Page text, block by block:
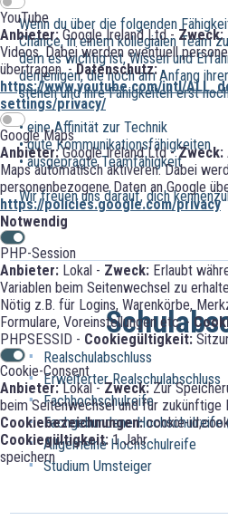
YouTube
Anbieter:Google Ireland Ltd -Zweck:
Videos. Dabei werden eventuell
übertragen. -Datenschutz:
https://www.youtube.com/intl/
settings/privacy/
Google Maps
Anbieter:Google Ireland Ltd -Zweck:
Maps automatisch aktiveren. Dabei
personenbezogene Daten an Google
https://policies.google.com/privacy
Notwendig
PHP-Session
Anbieter: Lokal - Zweck: Erlaubt
Variablen beim Seitenwechsel zu
Nötig z.B. für Logins, Warenkörbe,
Formulare, Voreinstellungen etc. -
PHPSESSID - Cookiegültigkeit:
Cookie-Consent
Anbieter:Lokal -Zweck:Zur
beim Seitenwechsel und für zukünftige
Cookiebezeichnungen:cookie-
Cookiegültigkeit:1 Jahr
speichern
Wenn du über die folgenden
Chance, in einem kollegialen Team
dem es wichtig ist, Wissen und
denjenigen, die noch am Anfang
stehen und ihre Fähigkeiten erst
• eine Affinität zur Technik
• gute Kommunikationsfähigkeiten
• ausgeprägte Teamfähigkeit
Wir freuen uns darauf, dich
Realschulabschluss
Erweiterter Realschulabschluss
Fachhochschulreife
Fachgebundene Hochschulreife
Allgemeine Hochschulreife
Studium Umsteiger